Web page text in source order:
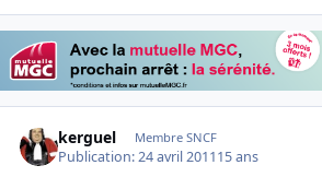
kerguel Membre SNCF
Publication:24 avril 201115 ans